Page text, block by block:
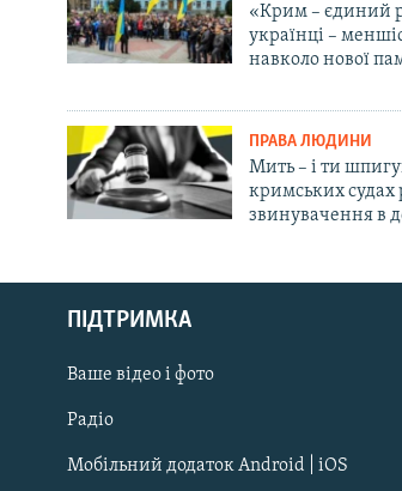
Русский
Qırımtatar
ДОЛУЧАЙСЯ!
«Крим – єдиний
українці –
навколо нової
ПРАВА ЛЮДИНИ
Мить – і ти
кримських судах
звинувачення в
ПІДТРИМКА
Ваше відео і фото
Радіо
Мобільний додаток Android | iOS